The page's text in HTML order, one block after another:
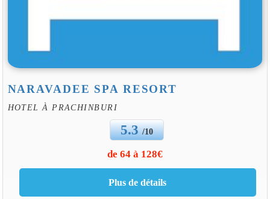
NARAVADEE SPA RESORT
HOTEL À PRACHINBURI
5.3/10
de 64 à 128€